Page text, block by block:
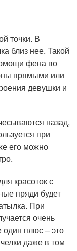
точки. В
близ нее. Такой
фена во
прямыми или
девушки и
назад,
при
его можно
красоток с
пряди будет
При
очень
плюс – это
даже в том